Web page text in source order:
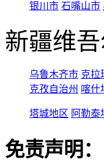
银川市 石嘴山市
新疆维
乌鲁木齐市 克拉
克孜自治州 喀什
塔城地区 阿勒泰
免责声明：